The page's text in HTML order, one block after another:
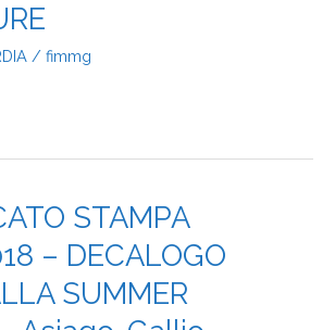
/ fimmg
STAMPA
– DECALOGO
SUMMER